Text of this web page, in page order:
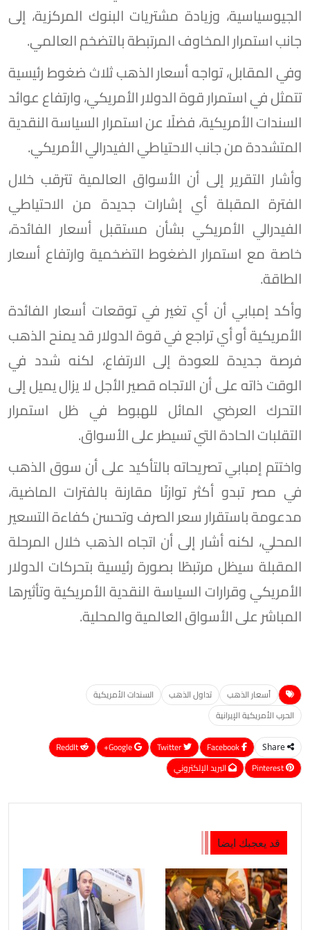
الجيوسياسية، وزيادة مشتريات البنوك المركزية، إلى
جانب استمرار المخاوف المرتبطة بالتضخم العالمي.
وفي المقابل، تواجه أسعار الذهب ثلاث ضغوط رئيسية
تتمثل في استمرار قوة الدولار الأمريكي، وارتفاع عوائد
السندات الأمريكية، فضلًا عن استمرار السياسة النقدية
المتشددة من جانب الاحتياطي الفيدرالي الأمريكي.
وأشار التقرير إلى أن الأسواق العالمية تترقب خلال
الفترة المقبلة أي إشارات جديدة من الاحتياطي
الفيدرالي الأمريكي بشأن مستقبل أسعار الفائدة،
خاصة مع استمرار الضغوط التضخمية وارتفاع أسعار
الطاقة.
وأكد إمبابي أن أي تغير في توقعات أسعار الفائدة
الأمريكية أو أي تراجع في قوة الدولار قد يمنح الذهب
فرصة جديدة للعودة إلى الارتفاع، لكنه شدد في
الوقت ذاته على أن الاتجاه قصير الأجل لا يزال يميل إلى
التحرك العرضي المائل للهبوط في ظل استمرار
التقلبات الحادة التي تسيطر على الأسواق.
واختتم إمبابي تصريحاته بالتأكيد على أن سوق الذهب
في مصر تبدو أكثر توازنًا مقارنة بالفترات الماضية،
مدعومة باستقرار سعر الصرف وتحسن كفاءة التسعير
المحلي، لكنه أشار إلى أن اتجاه الذهب خلال المرحلة
المقبلة سيظل مرتبطًا بصورة رئيسية بتحركات الدولار
الأمريكي وقرارات السياسة النقدية الأمريكية وتأثيرها
المباشر على الأسواق العالمية والمحلية.
أسعار الذهب تداول الذهب
السندات الأمريكية
الحرب الأمريكية الإيرانية
Share
Google+
ReddIt
Pinterest
البريد الإلكتروني
قد يعجبك ايضا